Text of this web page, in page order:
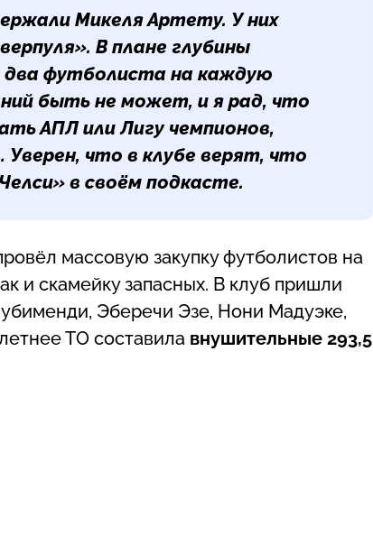
Микеля Артету. У них
В плане глубины
два футболиста на каждую
быть не может, и я рад, что
АПЛ или Лигу чемпионов,
что в клубе верят, что
в своём подкасте.
массовую закупку футболистов на
и скамейку запасных. В клуб пришли
Эберечи Эзе, Нони Мадуэке,
ТО составила внушительные 293,5